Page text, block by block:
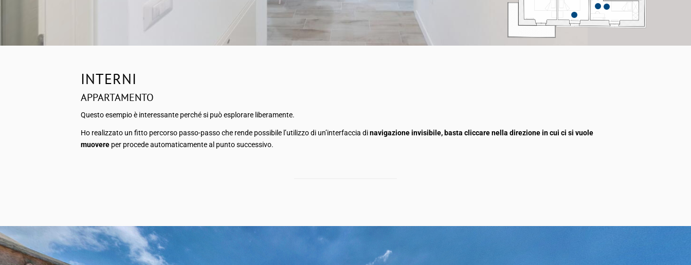
INTERNI
APPARTAMENTO
Questo esempio è interessante perché si può esplorare liberamente.
Ho realizzato un fitto percorso passo-passo che rende possibile l’utilizzo di un’interfaccia dinavigazione invisibile, basta cliccare nella direzione in cui ci si vuole
muovere per procede automaticamente al punto successivo.